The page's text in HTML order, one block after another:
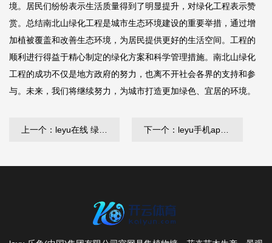
境。居民们纷纷表示生活质量得到了明显提升，对绿化工程表示赞
赏。总结南北山绿化工程是城市生态环境建设的重要举措，通过增
加植被覆盖和改善生态环境，为居民提供更好的生活空间。工程的
顺利进行得益于精心制定的绿化方案和科学管理措施。南北山绿化
工程的成功不仅是地方政府的努力，也离不开社会各界的支持和参
与。未来，我们将继续努力，为城市打造更加绿色、宜居的环境。